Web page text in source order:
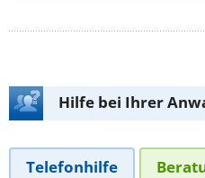
Hilfe bei Ihrer
Telefonhilfe